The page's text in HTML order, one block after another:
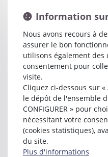
10 RUE THIERS
HOTEL DE PIOLENC
13100 AIX EN
Tél :04 42 38 23 91
Information
Nous avons recours à
assurer le bon
utilisons également des
consentement pour
visite.
Cliquez ci-dessous sur «
le dépôt de l'ensemble
CONFIGURER » pour
nécessitant votre
(cookies statistiques),
du site.
Plus d'informations